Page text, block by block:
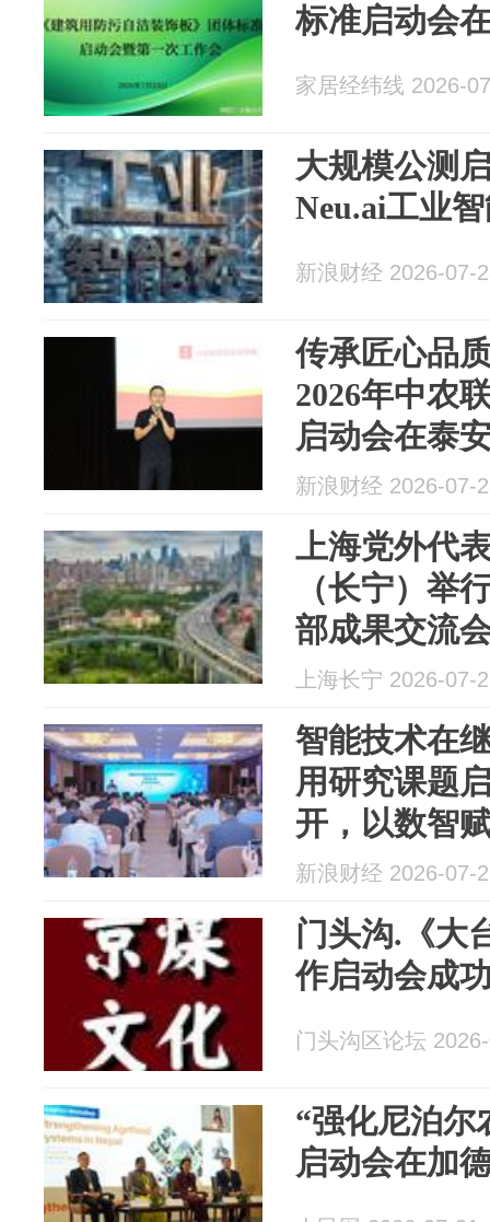
标准启动会
家居经纬线 2026-
大规模公测
Neu.ai工业
新浪财经 2026-07-
传承匠心品
2026年中农
启动会在泰
新浪财经 2026-07-
上海党外代
（长宁）举
部成果交流
工作启动会
上海长宁 2026-07-
智能技术在
用研究课题
开，以数智
全新动力！
新浪财经 2026-07-
门头沟.《大
作启动会成
门头沟区论坛
“强化尼泊尔
启动会在加